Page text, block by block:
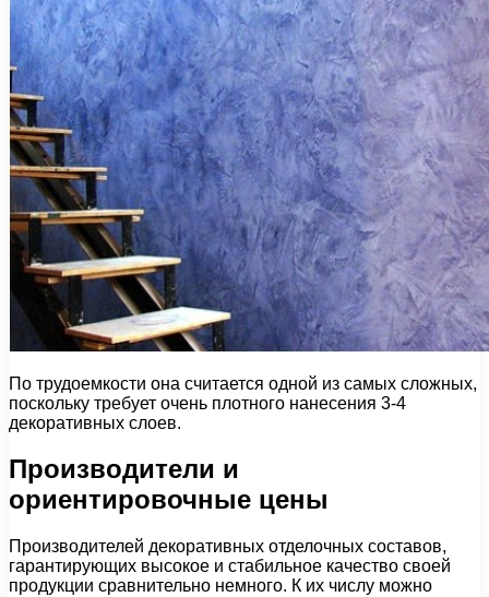
По трудоемкости она считается одной из самых сложных,
поскольку требует очень плотного нанесения 3-4
декоративных слоев.
Производители и
ориентировочные цены
Производителей декоративных отделочных составов,
гарантирующих высокое и стабильное качество своей
продукции сравнительно немного. К их числу можно